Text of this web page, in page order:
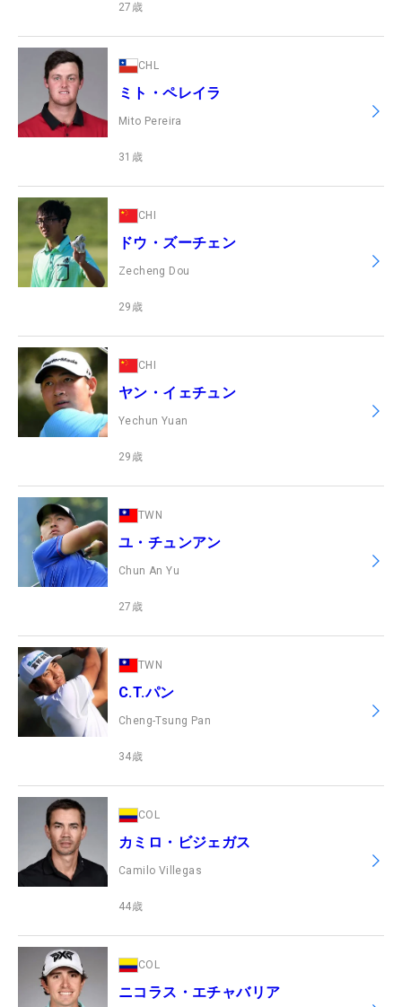
27 歳
CHL
ミト・ペレイラ
Mito Pereira
31 歳
CHI
ドウ・ズーチェン
Zecheng Dou
29 歳
CHI
ヤン・イェチュン
Yechun Yuan
29 歳
TWN
ユ・チュンアン
Chun An Yu
27 歳
TWN
C.T.パン
Cheng-Tsung Pan
34歳
COL
カミロ・ビジェガス
Camilo Villegas
44歳
COL
ニコラス・エチャバリア